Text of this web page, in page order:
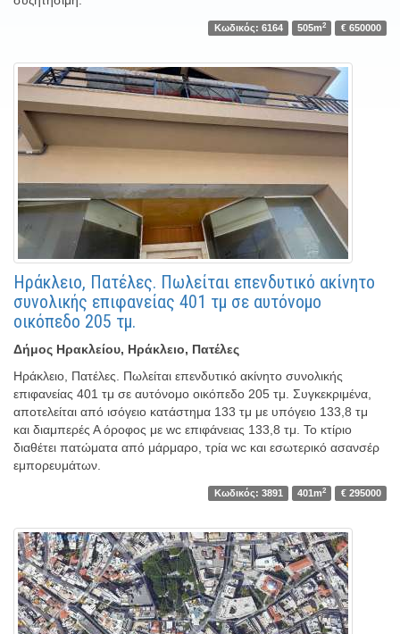
Κωδικός: 6164 505m2 € 650000
Ηράκλειο, Πατέλες. Πωλείται επενδυτικό ακίνητο
συνολικής επιφανείας 401 τμ σε αυτόνομο
οικόπεδο 205 τμ.
Δήμος Ηρακλείου, Ηράκλειο, Πατέλες
Ηράκλειο, Πατέλες. Πωλείται επενδυτικό ακίνητο συνολικής
επιφανείας 401 τμ σε αυτόνομο οικόπεδο 205 τμ. Συγκεκριμένα,
αποτελείται από ισόγειο κατάστημα 133 τμ με υπόγειο 133,8 τμ
και διαμπερές Α όροφος με wc επιφάνειας 133,8 τμ. Το κτίριο
διαθέτει πατώματα από μάρμαρο, τρία wc και εσωτερικό ασανσέρ
εμπορευμάτων.
Κωδικός: 3891 401m2 € 295000